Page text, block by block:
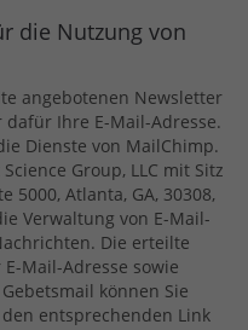
die Nutzung von
angebotenen Newsletter
Ihre E-Mail-Adresse.
Dienste von MailChimp.
Group, LLC mit Sitz
5000, Atlanta, GA, 30308,
Verwaltung von E-Mail-
Die erteilte
Mail-Adresse sowie
können Sie
entsprechenden Link